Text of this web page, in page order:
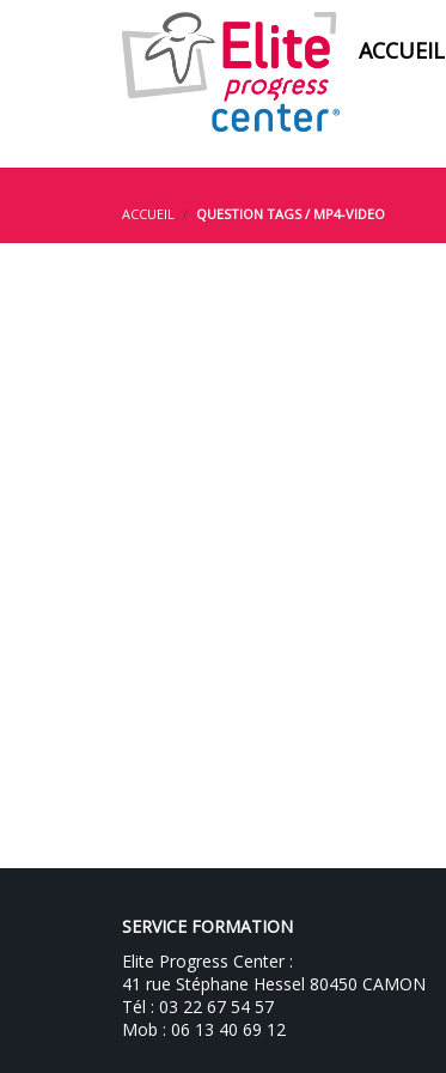
ACCUEIL
ACCUEIL QUESTION TAGS / MP4-VIDEO
SERVICE FORMATION
Elite Progress Center :
41 rue Stéphane Hessel 80450 CAMON
Tél : 03 22 67 54 57
Mob : 06 13 40 69 12